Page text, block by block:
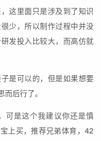
这里面只是涉及到了知识
少，所以制作过程中并没
发投入比较大，而高仿就
是可以的，但是如果想要
后行了。
可是这个我建议你还是慎
上买，推荐兄弟体育，42